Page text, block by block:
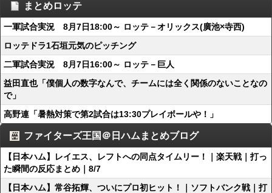
まとめロッテ
一軍試合実況 8月7日18:00～ ロッテ－オリックス(廣池×寺西)
ロッテドラ1石垣元気のピッチング
二軍試合実況 8月7日16:00～ ロッテ－巨人
益田直也「僕個人の数字なんで、チームには全く関係のないことなの
で」
高野連「暑熱対策で第2試合は13:30プレイボールや！」
ファイターズ王国＠日ハムまとめブログ
【日本ハム】レイエス、レフトへの同点タイムリー！｜楽天戦｜打っ
た瞬間の反応まとめ｜8/7
【日本ハム】常谷拓輝、ついにプロ初ヒット！｜ソフトバンク戦｜打